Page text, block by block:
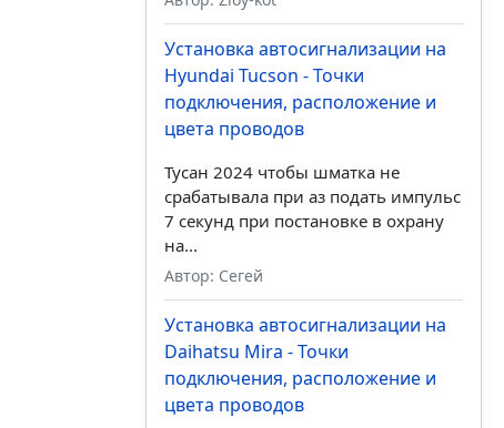
Установка автосигнализации на
Hyundai Tucson - Точки
подключения, расположение и
цвета проводов
Тусан 2024 чтобы шматка не
срабатывала при аз подать импульс
7 секунд при постановке в охрану
на...
Автор: Сегей
Установка автосигнализации на
Daihatsu Mira - Точки
подключения, расположение и
цвета проводов